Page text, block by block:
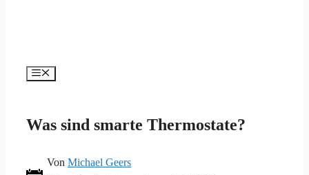
Menü
Was sind smarte Thermostate?
Von Michael Geers